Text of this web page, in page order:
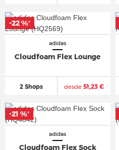
adidas
Cloudfoam Flex Lounge
2 Shops desde51,23 €
-22 %*
adidas
Cloudfoam Flex Sock
-21 %*